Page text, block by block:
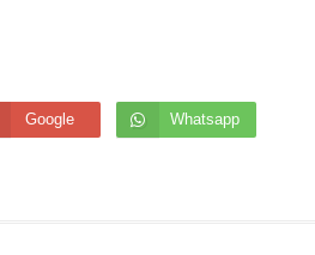
Google Whatsapp